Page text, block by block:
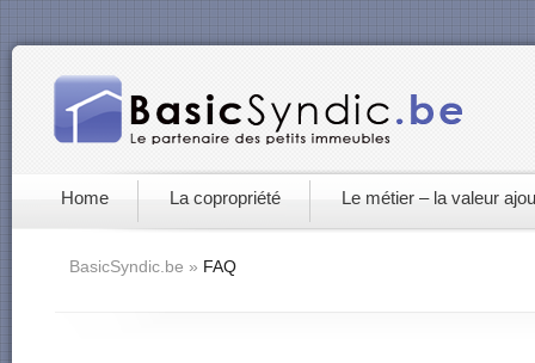
Home La copropriété Le métier – la valeur
BasicSyndic.be » FAQ